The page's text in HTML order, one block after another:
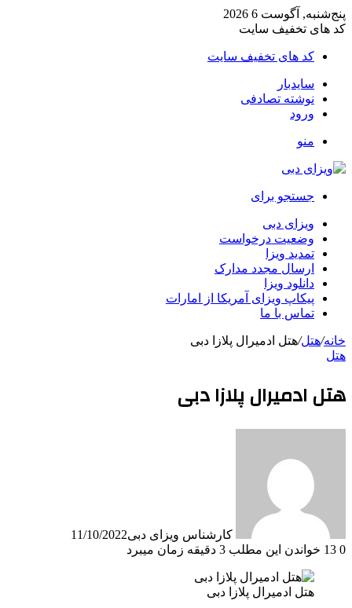
پنج‌شنبه, آگوست 6 2026
کد های تخفیف سایت
کد های تخفیف سایت
سایدبار
نوشته تصادفی
ورود
منو
جستجو برای
ویزای دبی
وضعیت درخواست
تمدید ویزا
ارسال مجدد مدارک
دانلود ویزا
پیکاپ ویزای آمریکا از امارات
تماس با ما
خانه/هتل/هتل ادمیرال پلازا دبی
هتل
هتل ادمیرال پلازا دبی
کارشناس ویزای دبی11/10/2022
0
خواندن این مطلب 3 دقیقه زمان میبرد
هتل ادمیرال پلازا دبی